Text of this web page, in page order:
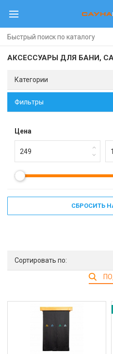
АКСЕССУАРЫ ДЛЯ БАНИ,
Категории
Фильтры
Цена
СБРОСИТЬ
Сортировать по: